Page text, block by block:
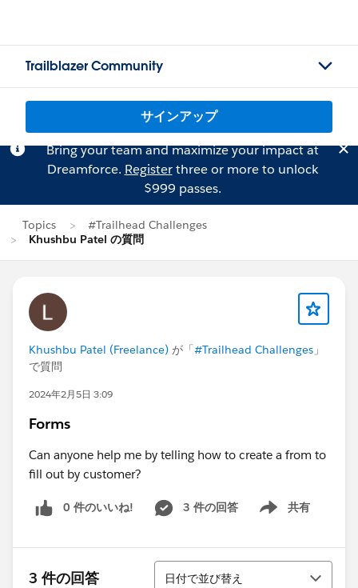
Trailblazer Community
サインアップ
Bring your team and maximize your impact at
Dreamforce. Registerthree or more to unlock
$999 passes.
Topics
#Trailhead Challenges
Khushbu Patel の質問
Khushbu Patel (Freelance) が「#Trailhead Challenges 」
で質問
2024年2月5日 3:09
Forms
Can anyone help me by telling how to create a from to
fill out by customer?
0 件のいいね! 3 件の回答 共有
Show menu
3 件の回答
並び替え
日付で並び替え